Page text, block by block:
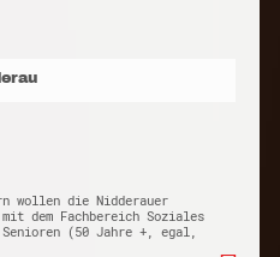
wollen die Nidderauer
mit dem Fachbereich Soziales
(50 Jahre +, egal,